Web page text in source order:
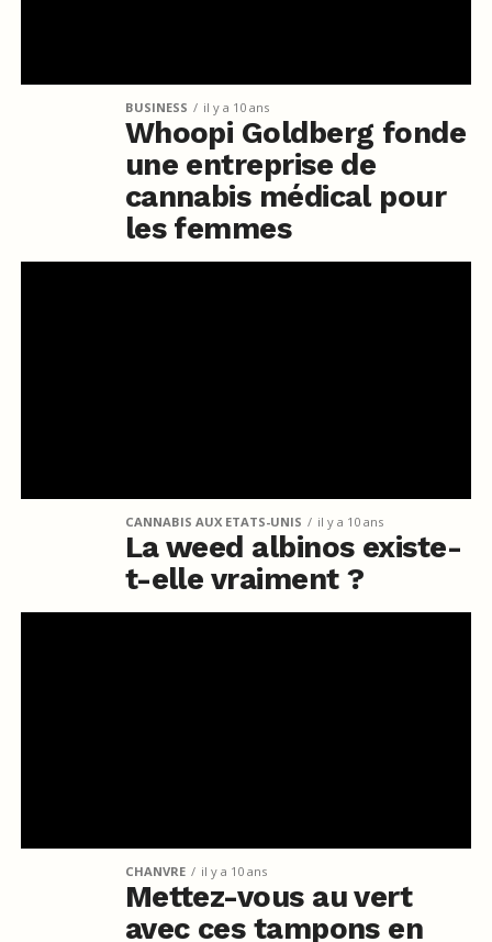
BUSINESS il y a 10 ans
Whoopi Goldberg fonde
une entreprise de
cannabis médical pour
les femmes
CANNABIS AUX ETATS-UNIS il y a 10 ans
La weed albinos existe-
t-elle vraiment ?
CHANVRE il y a 10 ans
Mettez-vous au vert
avec ces tampons en